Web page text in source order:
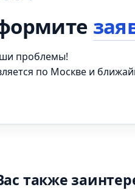
проблемы!
по Москве и
также